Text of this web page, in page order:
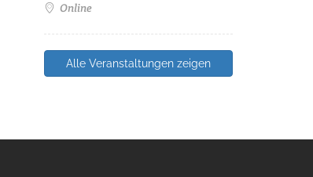
Online
Alle Veranstaltungen zeigen